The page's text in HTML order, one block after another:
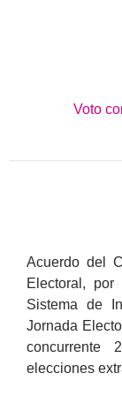
Voto
Acuerdo del
Electoral,
Sistema de
Jornada
elecciones